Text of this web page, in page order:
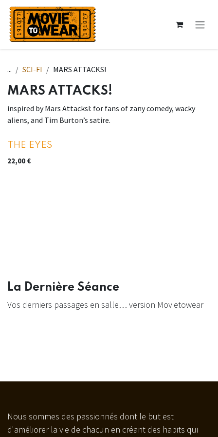
Se rendre au contenu
... SCI-FI MARS ATTACKS!
MARS ATTACKS!
inspired by Mars Attacks!: for fans of zany comedy, wacky
aliens, and Tim Burton’s satire.
THE EYES
22,00 €
La Dernière Séance
Vos derniers passages en salle… version Movietowear
Nous sommes des passionnés dont le but est
d'améliorer la vie de chacun en créant des habits qui